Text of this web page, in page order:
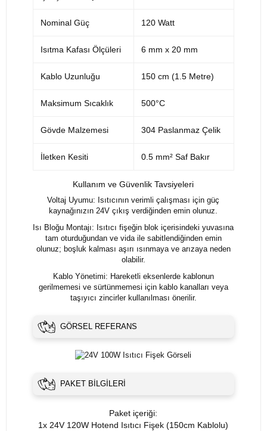
Nominal Güç 120 Watt
Isıtma Kafası Ölçüleri 6 mm x 20 mm
Kablo Uzunluğu 150 cm (1.5 Metre)
Maksimum Sıcaklık 500°C
Gövde Malzemesi 304 Paslanmaz Çelik
İletken Kesiti 0.5 mm² Saf Bakır
Kullanım ve Güvenlik Tavsiyeleri
Voltaj Uyumu: Isıtıcının verimli çalışması için güç
kaynağınızın 24V çıkış verdiğinden emin olunuz.
Isı Bloğu Montajı: Isıtıcı fişeğin blok içerisindeki yuvasına
tam oturduğundan ve vida ile sabitlendiğinden emin
olunuz; boşluk kalması aşırı ısınmaya ve arızaya neden
olabilir.
Kablo Yönetimi: Hareketli eksenlerde kablonun
gerilmemesi ve sürtünmemesi için kablo kanalları veya
taşıyıcı zincirler kullanılması önerilir.
GÖRSEL REFERANS
PAKET BILGILERI
Paket içeriği:
1x 24V 120W Hotend Isıtıcı Fişek (150cm Kablolu)